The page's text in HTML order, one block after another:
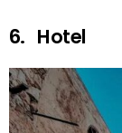
6. Hotel